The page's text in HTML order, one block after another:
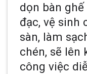
dọn bàn
đạc, vệ sinh
sàn, làm
chén, sẽ lên
công việc